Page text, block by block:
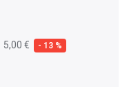
5,00 € - 13 %